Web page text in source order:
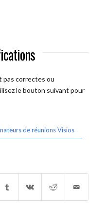
pas correctes ou
le bouton suivant pour
de réunions Visios